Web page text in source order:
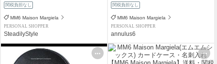
関税負担なし
MM6 Maison Margiela
PERSONAL SHOPPER
SteadilyStyle
関税負担なし
MM6 Maison Margiela
PERSONAL SHOPPER
annulus6